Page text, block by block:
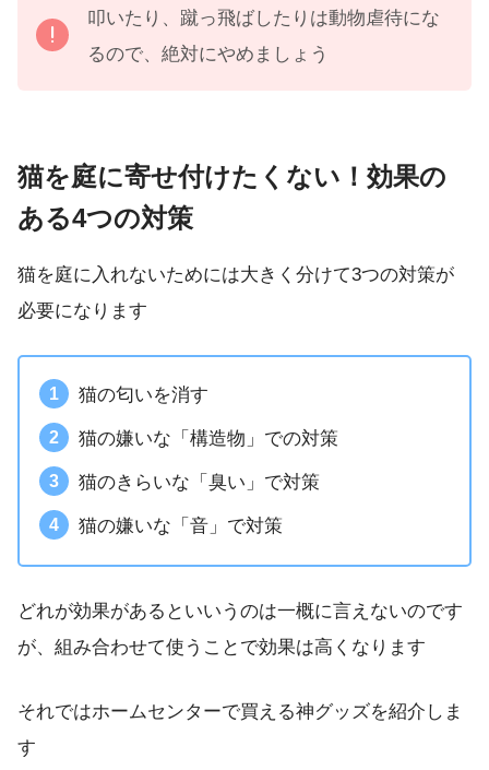
叩いたり、蹴っ飛ばしたりは動物虐待にな
るので、絶対にやめましょう
猫を庭に寄せ付けたくない！効果の
ある4つの対策
猫を庭に入れないためには大きく分けて3つの対策が
必要になります
猫の匂いを消す
猫の嫌いな「構造物」での対策
猫のきらいな「臭い」で対策
猫の嫌いな「音」で対策
どれが効果があるといいうのは一概に言えないのです
が、組み合わせて使うことで効果は高くなります
それではホームセンターで買える神グッズを紹介しま
す